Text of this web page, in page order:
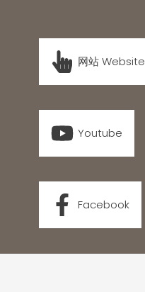
网站 Website
Youtube
Facebook